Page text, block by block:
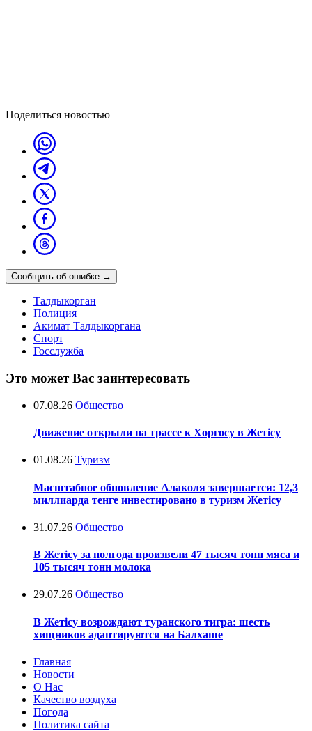
Поделиться новостью
Сообщить об ошибке →
Талдыкорган
Полиция
Акимат Талдыкоргана
Спорт
Госслужба
Это может Вас заинтересовать
07.08.26 Общество
Движение открыли на трассе к Хоргосу в Жетісу
01.08.26 Туризм
Масштабное обновление Алаколя завершается: 12,3
миллиарда тенге инвестировано в туризм Жетісу
31.07.26 Общество
В Жетісу за полгода произвели 47 тысяч тонн мяса и
105 тысяч тонн молока
29.07.26 Общество
В Жетісу возрождают туранского тигра: шесть
хищников адаптируются на Балхаше
Главная
Новости
О Нас
Качество воздуха
Погода
Политика сайта